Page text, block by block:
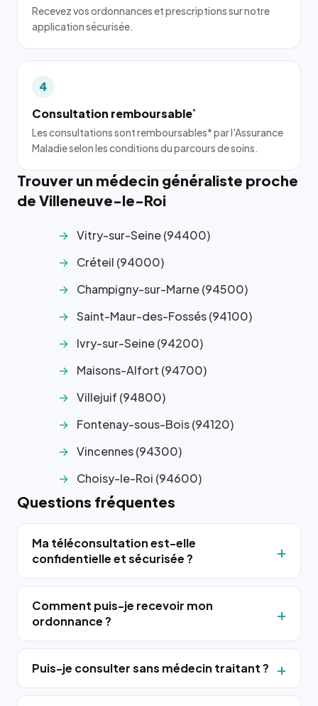
Recevez vos ordonnances et prescriptions sur notre
application sécurisée.
4
Consultation remboursable*
Les consultations sont remboursables* par l'Assurance
Maladie selon les conditions du parcours de soins.
Trouver un médecin généraliste proche
de Villeneuve-le-Roi
Vitry-sur-Seine (94400)
Créteil (94000)
Champigny-sur-Marne (94500)
Saint-Maur-des-Fossés (94100)
Ivry-sur-Seine (94200)
Maisons-Alfort (94700)
Villejuif (94800)
Fontenay-sous-Bois (94120)
Vincennes (94300)
Choisy-le-Roi (94600)
Questions fréquentes
Ma téléconsultation est-elle
confidentielle et sécurisée ?
Comment puis-je recevoir mon
ordonnance ?
Puis-je consulter sans médecin traitant ?